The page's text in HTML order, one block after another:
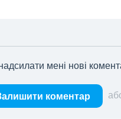
мені нові
коментар